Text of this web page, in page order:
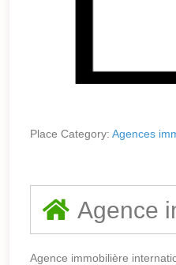
Place Category: Agences
Agence
Agence immobilière